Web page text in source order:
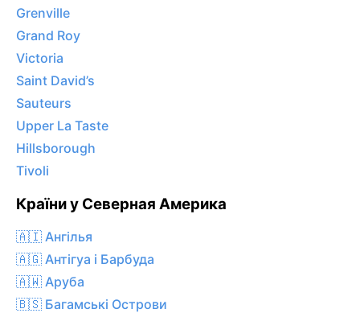
Grenville
Grand Roy
Victoria
Saint David’s
Sauteurs
Upper La Taste
Hillsborough
Tivoli
Країни у Северная Америка
🇦🇮 Ангілья
🇦🇬 Антігуа і Барбуда
🇦🇼 Аруба
🇧🇸 Багамські Острови